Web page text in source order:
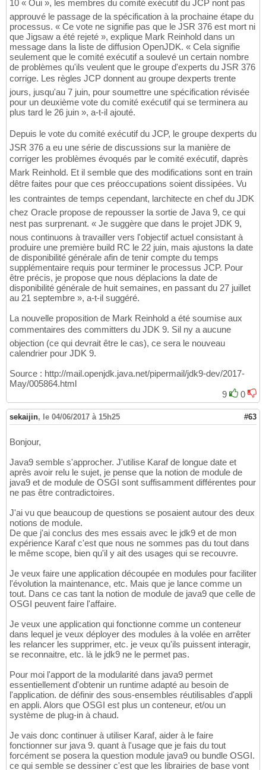
10 « Oui », les membres du comité exécutif du JCP nont pas
approuvé le passage de la spécification à la prochaine étape du
processus. « Ce vote ne signifie pas que le JSR 376 est mort ni
que Jigsaw a été rejeté », explique Mark Reinhold dans un
message dans la liste de diffusion OpenJDK. « Cela signifie
seulement que le comité exécutif a soulevé un certain nombre
de problèmes qu'ils veulent que le groupe d'experts du JSR 376
corrige. Les règles JCP donnent au groupe dexperts trente
jours, jusqu'au 7 juin, pour soumettre une spécification révisée
pour un deuxième vote du comité exécutif qui se terminera au
plus tard le 26 juin », a-t-il ajouté.
Depuis le vote du comité exécutif du JCP, le groupe dexperts du
JSR 376 a eu une série de discussions sur la manière de
corriger les problèmes évoqués par le comité exécutif, daprès
Mark Reinhold. Et il semble que des modifications sont en train
dêtre faites pour que ces préoccupations soient dissipées. Vu
les contraintes de temps cependant, larchitecte en chef du JDK
chez Oracle propose de repousser la sortie de Java 9, ce qui
nest pas surprenant. « Je suggère que dans le projet JDK 9,
nous continuons à travailler vers l'objectif actuel consistant à
produire une première build RC le 22 juin, mais ajustons la date
de disponibilité générale afin de tenir compte du temps
supplémentaire requis pour terminer le processus JCP. Pour
être précis, je propose que nous déplacions la date de
disponibilité générale de huit semaines, en passant du 27 juillet
au 21 septembre », a-t-il suggéré.
La nouvelle proposition de Mark Reinhold a été soumise aux
commentaires des committers du JDK 9. Sil ny a aucune
objection (ce qui devrait être le cas), ce sera le nouveau
calendrier pour JDK 9.
Source : http://mail.openjdk.java.net/pipermail/jdk9-dev/2017-
May/005864.html
9
0
sekaijin, le 04/06/2017 à 15h25 #63
Bonjour,
Java9 semble s'approcher. J'utilise Karaf de longue date et
après avoir relu le sujet, je pense que la notion de module de
java9 et de module de OSGI sont suffisamment différentes pour
ne pas être contradictoires.
J'ai vu que beaucoup de questions se posaient autour des deux
notions de module.
De que j'ai conclus des mes essais avec le jdk9 et de mon
expérience Karaf c'est que nous ne sommes pas du tout dans
le même scope, bien qu'il y ait des usages qui se recouvre.
Je veux faire une application découpée en modules pour faciliter
l'évolution la maintenance, etc. Mais que je lance comme un
tout. Dans ce cas tant la notion de module de java9 que celle de
OSGI peuvent faire l'affaire.
Je veux une application qui fonctionne comme un conteneur
dans lequel je veux déployer des modules à la volée en arrêter
les relancer les supprimer, etc. je veux qu'ils puissent interagir,
se reconnaitre, etc. là le jdk9 ne le permet pas.
Pour moi l'apport de la modularité dans java9 permet
essentiellement d'obtenir un runtime adapté au besoin de
l'application. de définir des sous-ensembles réutilisables d'appli
en appli. Alors que OSGI est plus un conteneur, et/ou un
système de plug-in à chaud.
Je vais donc continuer à utiliser Karaf, aider à le faire
fonctionner sur java 9. quant à l'usage que je fais du tout
forcément se posera la question module java9 ou bundle OSGI.
ce qui semble se dessiner c'est que les librairies de base vont